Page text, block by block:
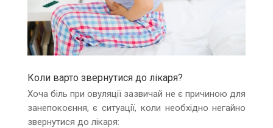
Коли варто звернутися до лікаря?
Хоча біль при овуляції зазвичай не є причиною для
занепокоєння, є ситуації, коли необхідно негайно
звернутися до лікаря: